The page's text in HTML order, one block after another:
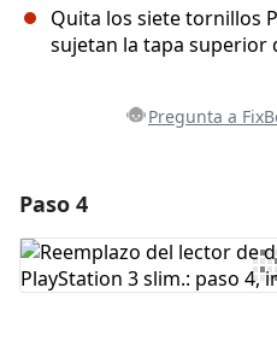
Quita los siete tornillos
sujetan la tapa superior
Pregunta a
Agregar Comentario
Paso 4